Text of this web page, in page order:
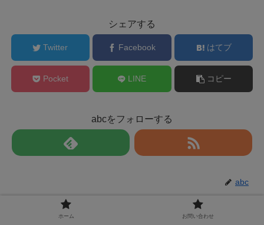
シェアする
Twitter Facebook はてブ
Pocket LINE コピー
abcをフォローする
abc
関連記事ホーム お問い合わせ